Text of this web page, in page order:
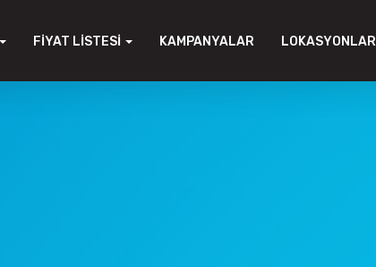
FIYAT LISTESI KAMPANYALAR LOKASYONLAR